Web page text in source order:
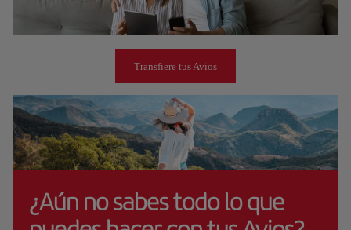
Transfiere tus Avios
¿Aún no sabes todo lo que